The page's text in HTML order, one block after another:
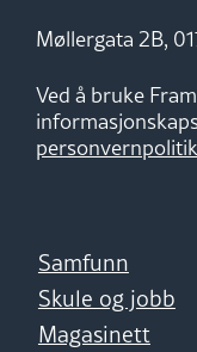
Møllergata 2B,
Ved å bruke
Samfunn
Skule og jobb
Magasinett